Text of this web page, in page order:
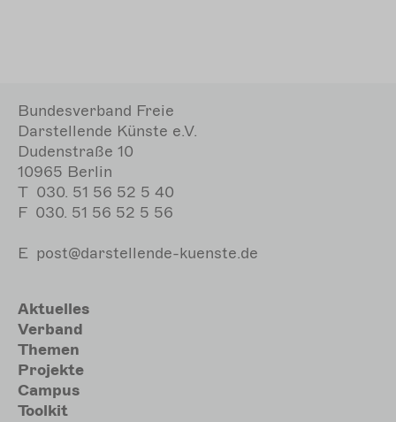
Bundesverband Freie
Darstellende Künste e.V.
Dudenstraße 10
10965 Berlin
T 030. 51 56 52 5 40
F 030. 51 56 52 5 56
E post@darstellende-kuenste.de
Hauptnavigation
Aktuelles
Verband
Themen
Projekte
Campus
Toolkit